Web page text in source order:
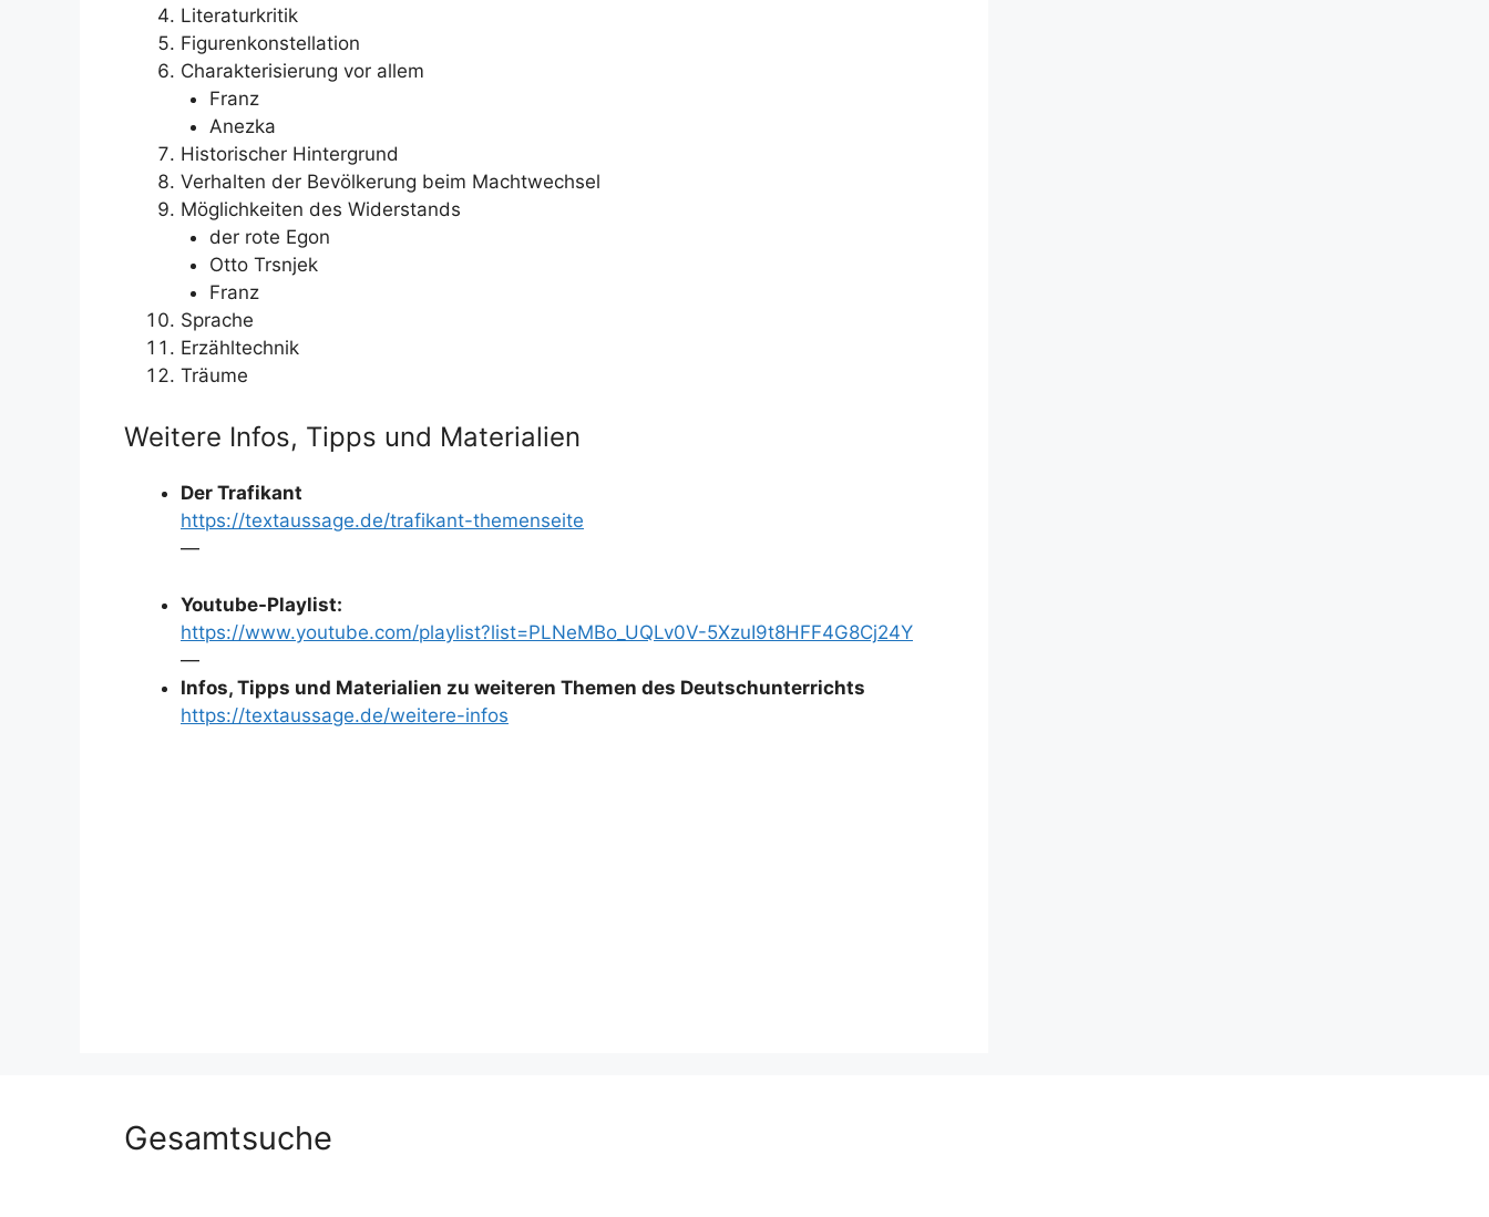
Literaturkritik
Figurenkonstellation
Charakterisierung vor allem
Franz
Anezka
Historischer Hintergrund
Verhalten der Bevölkerung beim Machtwechsel
Möglichkeiten des Widerstands
der rote Egon
Otto Trsnjek
Franz
Sprache
Erzähltechnik
Träume
Weitere Infos, Tipps und Materialien
Der Trafikant
https://textaussage.de/trafikant-themenseite
—
Youtube-Playlist:
https://www.youtube.com/playlist?list=PLNeMBo_UQLv0V-5XzuI9t8HFF4G8Cj24Y
—
Infos, Tipps und Materialien zu weiteren Themen des Deutschunterrichts
https://textaussage.de/weitere-infos
Gesamtsuche